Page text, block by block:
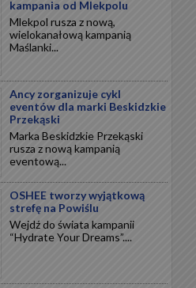
kampania od Mlekpolu
Mlekpol rusza z nową,
wielokanałową kampanią
Maślanki...
Ancy zorganizuje cykl
eventów dla marki Beskidzkie
Przekąski
Marka Beskidzkie Przekąski
rusza z nową kampanią
eventową...
OSHEE tworzy wyjątkową
strefę na Powiślu
Wejdź do świata kampanii
“Hydrate Your Dreams”....